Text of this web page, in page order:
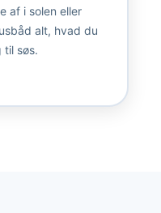
af i solen eller
alt, hvad du
søs.